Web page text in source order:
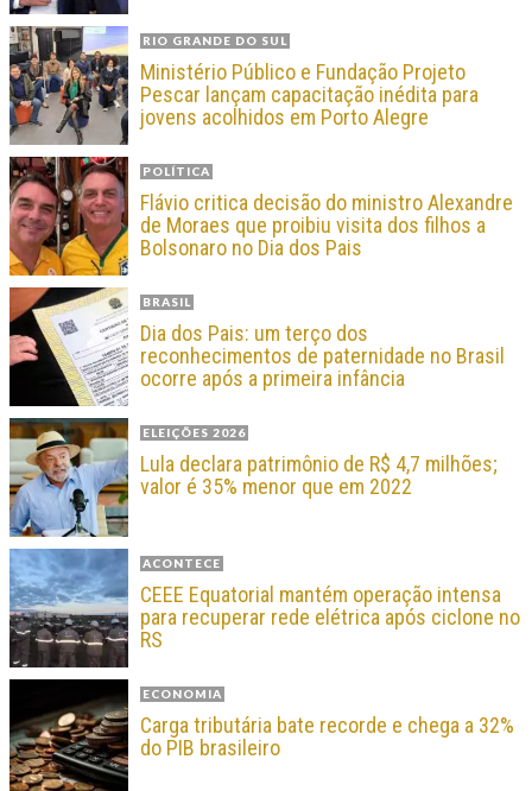
RIO GRANDE DO SUL
Ministério Público e Fundação Projeto
Pescar lançam capacitação inédita para
jovens acolhidos em Porto Alegre
POLÍTICA
Flávio critica decisão do ministro Alexandre
de Moraes que proibiu visita dos filhos a
Bolsonaro no Dia dos Pais
BRASIL
Dia dos Pais: um terço dos
reconhecimentos de paternidade no Brasil
ocorre após a primeira infância
ELEIÇÕES 2026
Lula declara patrimônio de R$ 4,7 milhões;
valor é 35% menor que em 2022
ACONTECE
CEEE Equatorial mantém operação intensa
para recuperar rede elétrica após ciclone no
RS
ECONOMIA
Carga tributária bate recorde e chega a 32%
do PIB brasileiro